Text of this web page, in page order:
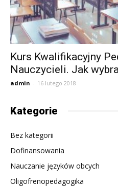
Kurs Kwalifikacyjny
Nauczycieli. Jak
admin - 16 lutego 2018
Kategorie
Bez kategorii
Dofinansowania
Nauczanie języków obcych
Oligofrenopedagogika